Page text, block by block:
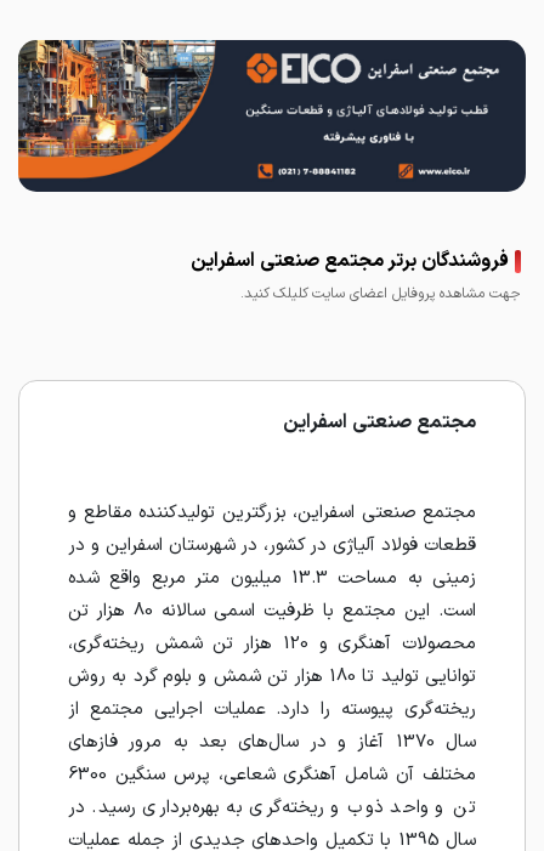
فروشندگان برتر مجتمع صنعتی اسفراین
جهت مشاهده پروفایل اعضای سایت کلیلک کنید.
مجتمع صنعتی اسفراین
مجتمع صنعتی اسفراین، بزرگترین تولیدکننده مقاطع و
قطعات فولاد آلیاژی در کشور، در شهرستان اسفراین و در
زمینی به مساحت 13.3 میلیون متر مربع واقع شده
است. این مجتمع با ظرفیت اسمی سالانه 80 هزار تن
محصولات آهنگری و 120 هزار تن شمش ریخته‌گری،
توانایی تولید تا 180 هزار تن شمش و بلوم گرد به روش
ریخته‌گری پیوسته را دارد. عملیات اجرایی مجتمع از
سال 1370 آغاز و در سال‌های بعد به مرور فازهای
مختلف آن شامل آهنگری شعاعی، پرس سنگین 6300
تن و واحد ذوب و ریخته‌گری به بهره‌برداری رسید. در
سال 1395 با تکمیل واحدهای جدیدی از جمله عملیات